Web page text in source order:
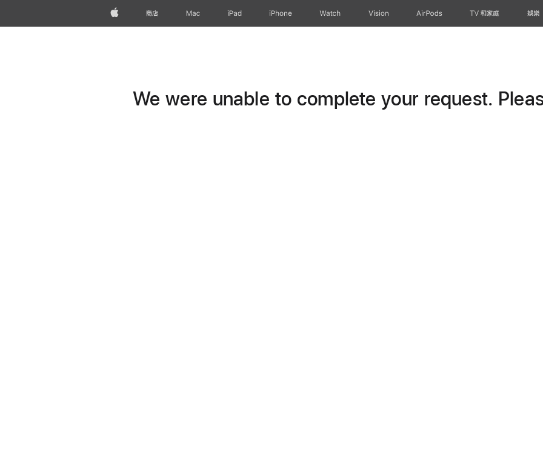
Apple商店 Mac iPad iPhone Watch Vision AirPods TV 和家庭 娛樂
We were unable to complete your request.